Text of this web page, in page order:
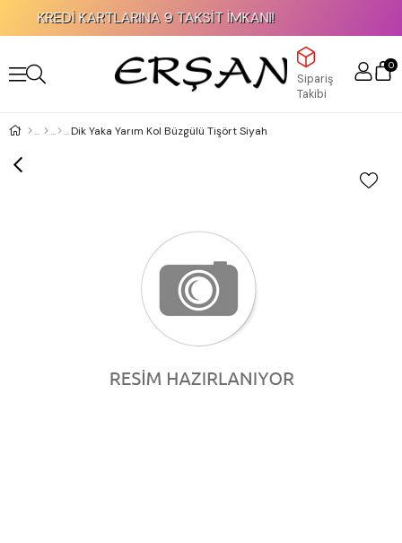
KREDİ KARTLARINA 9 TAKSİT İMKANI!
Sipariş
Takibi
0
Dik Yaka Yarım Kol Büzgülü Tişört Siyah